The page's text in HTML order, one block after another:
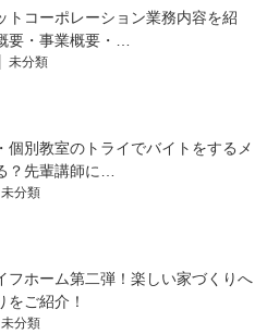
トコーポレーション業務内容を紹
要・事業概要・…
未分類
個別教室のトライでバイトをするメ
？先輩講師に…
未分類
フホーム第二弾！楽しい家づくりへ
をご紹介！
未分類